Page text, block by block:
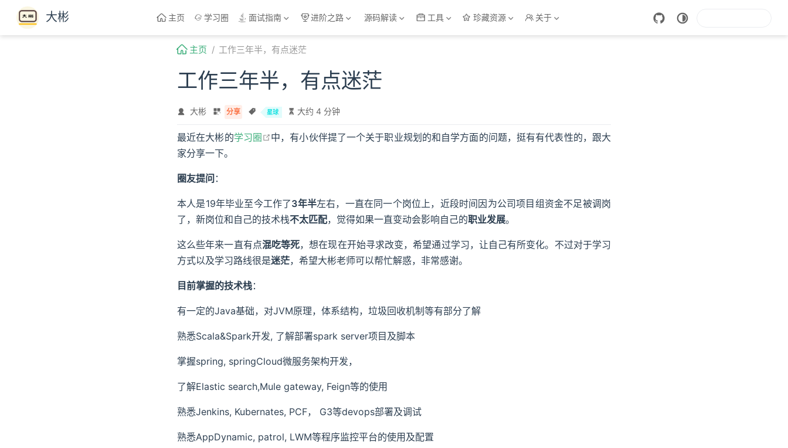
Skip to content
大彬 主页 学习圈 面试指南 进阶之路 源码解读 工具 珍藏资源 关于
主页 工作三年半，有点迷茫
工作三年半，有点迷茫
大彬 分享 星球 大约 4 分钟
最近在大彬的学习圈 open in new window
中，有小伙伴提了一个关于职业规划的和自学方面的问题，挺有有代表性的，跟大
家分享一下。
圈友提问 ：
本人是19年毕业至今工作了3年半左右，一直在同一个岗位上，近段时间因为公司项目组资金不足被调岗
了，新岗位和自己的技术栈不太匹配，觉得如果一直变动会影响自己的职业发展。
这么些年来一直有点混吃等死，想在现在开始寻求改变，希望通过学习，让自己有所变化。不过对于学习
方式以及学习路线很是迷茫，希望大彬老师可以帮忙解惑，非常感谢。
目前掌握的技术栈：
有一定的Java基础，对JVM原理，体系结构，垃圾回收机制等有部分了解
熟悉Scala&Spark开发, 了解部署spark server项目及脚本
掌握spring, springCloud微服务架构开发，
了解Elastic search,Mule gateway, Feign等的使用
熟悉Jenkins, Kubernates, PCF， G3等devops部署及调试
熟悉AppDynamic, patrol, LWM等程序监控平台的使用及配置